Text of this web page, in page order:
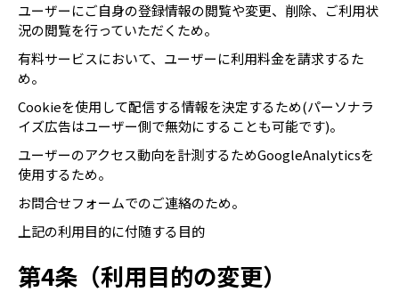
ユーザーにご自身の登録情報の閲覧や変更、削除、ご利用状
況の閲覧を行っていただくため。
有料サービスにおいて、ユーザーに利用料金を請求するた
め。
Cookieを使用して配信する情報を決定するため(パーソナラ
イズ広告はユーザー側で無効にすることも可能です)。
ユーザーのアクセス動向を計測するためGoogleAnalyticsを
使用するため。
お問合せフォームでのご連絡のため。
上記の利用目的に付随する目的
第4条（利用目的の変更）